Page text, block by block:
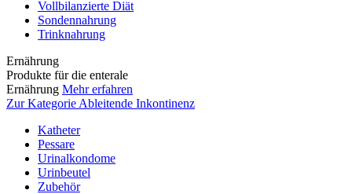
Vollbilanzierte Diät
Sondennahrung
Trinknahrung
Ernährung
Produkte für die enterale
Ernährung Mehr erfahren
Zur Kategorie Ableitende Inkontinenz
Katheter
Pessare
Urinalkondome
Urinbeutel
Zubehör